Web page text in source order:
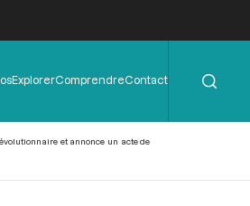
ExplorerComprendreContact
et annonce un acte de